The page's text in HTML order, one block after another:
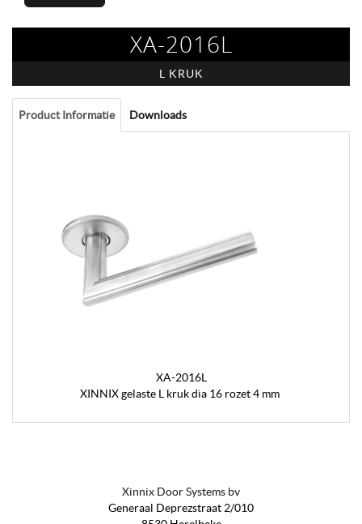
XA-2016L
L KRUK
Product Informatie Downloads
XA-2016L
XINNIX gelaste L kruk dia 16 rozet 4 mm
Xinnix Door Systems bv
Generaal Deprezstraat 2/010